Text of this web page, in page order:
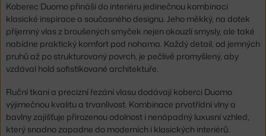
Koberec Duomo přináší do interiéru jedinečnou kombinaci
klasické inspirace a současného designu. Jeho měkký, na dotek
příjemný vlas z broušených smyček nejen okouzlí smysly, ale také
nabídne praktický komfort pod nohama. Každý detail, od jemných
pruhů až po strukturovaný povrch, je pečlivě promyšlený, aby
vzdával hold sofistikované architektuře.
Ruční tkaní a precizní řezání vlasu dodávají koberci Duomo
výjimečnou kvalitu a trvanlivost. Kombinace prvotřídní vlny a
bavlny zajišťuje přirozenou odolnost i nenápadný luxusní vzhled,
který snadno zapadne do moderních i klasických interiérů.